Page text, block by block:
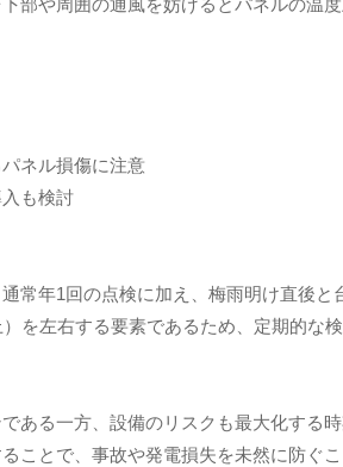
部や周囲の通風を妨げるとパネルの温
ネル損傷に注意
も検討
常年1回の点検に加え、梅雨明け直後と
を左右する要素であるため、定期的な
ある一方、設備のリスクも最大化する
ことで、事故や発電損失を未然に防ぐこ